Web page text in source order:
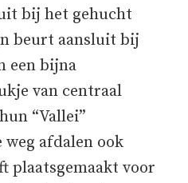
bij het gehucht
beurt aansluit bij
een bijna
van centraal
“Vallei”
afdalen ook
plaatsgemaakt voor